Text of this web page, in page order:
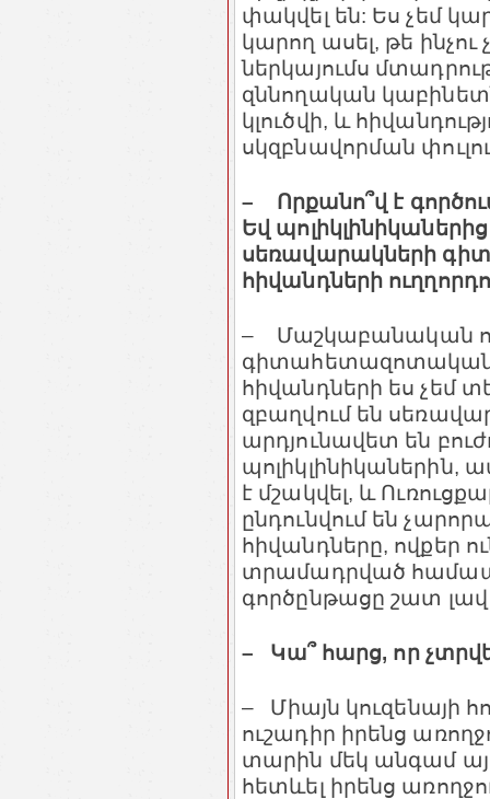
փակվել են: Ես չեմ
կարող ասել, թե
ներկայումս
զննողական
կլուծվի, և
սկզբնավորման
– Որքանո՞վ է
Եվ
սեռավարակների
հիվանդների
– Մաշկաբանական
գիտահետազոտական
հիվանդների ես չեմ
զբաղվում են
արդյունավետ են
պոլիկլինիկաներին,
է մշակվել, և
ընդունվում են
հիվանդները, ովքեր
տրամադրված
գործընթացը շատ
– Կա՞ հարց, որ
– Միայն կուզենայի
ուշադիր իրենց
տարին մեկ անգամ
հետևել իրենց